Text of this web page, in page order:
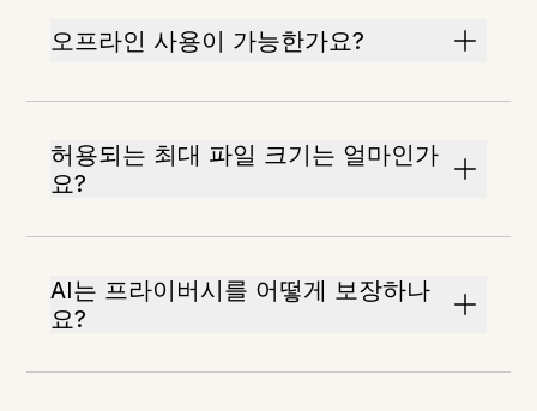
오프라인 사용이 가능한가요?
허용되는 최대 파일 크기는 얼마인가
요?
AI는 프라이버시를 어떻게 보장하나
요?